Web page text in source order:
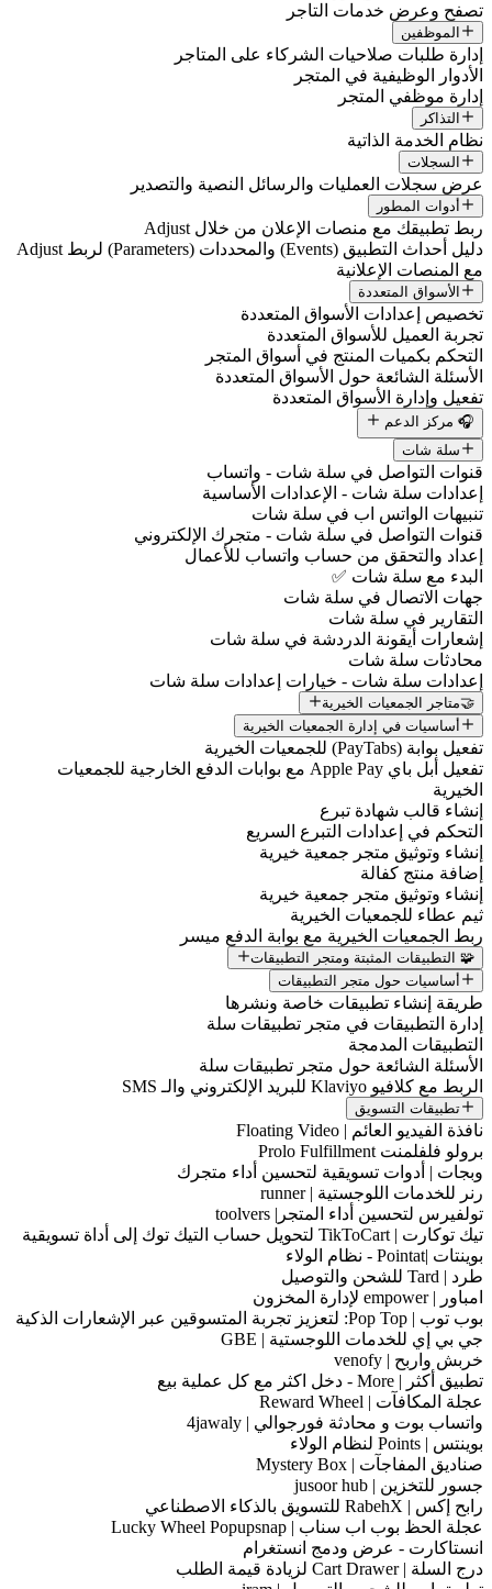
تصفح وعرض خدمات التاجر
الموظفين
إدارة طلبات صلاحيات الشركاء على المتاجر
الأدوار الوظيفية في المتجر
إدارة موظفي المتجر
التذاكر
نظام الخدمة الذاتية
السجلات
عرض سجلات العمليات والرسائل النصية والتصدير
أدوات المطور
ربط تطبيقك مع منصات الإعلان من خلال Adjust
دليل أحداث التطبيق (Events) والمحددات (Parameters) لربط Adjust
مع المنصات الإعلانية
الأسواق المتعددة
تخصيص إعدادات الأسواق المتعددة
تجربة العميل للأسواق المتعددة
التحكم بكميات المنتج في أسواق المتجر
الأسئلة الشائعة حول الأسواق المتعددة
تفعيل وإدارة الأسواق المتعددة
🎧 مركز الدعم
سلة شات
قنوات التواصل في سلة شات - واتساب
إعدادات سلة شات - الإعدادات الأساسية
تنبيهات الواتس اب في سلة شات
قنوات التواصل في سلة شات - متجرك الإلكتروني
إعداد والتحقق من حساب واتساب للأعمال
البدء مع سلة شات ✅
جهات الاتصال في سلة شات
التقارير في سلة شات
إشعارات أيقونة الدردشة في سلة شات
محادثات سلة شات
إعدادات سلة شات - خيارات إعدادات سلة شات
🤝متاجر الجمعيات الخيرية
أساسيات في إدارة الجمعيات الخيرية
تفعيل بوابة (PayTabs) للجمعيات الخيرية
تفعيل أبل باي Apple Pay مع بوابات الدفع الخارجية للجمعيات
الخيرية
إنشاء قالب شهادة تبرع
التحكم في إعدادات التبرع السريع
إنشاء وتوثيق متجر جمعية خيرية
إضافة منتج كفالة
إنشاء وتوثيق متجر جمعية خيرية
ثيم عطاء للجمعيات الخيرية
ربط الجمعيات الخيرية مع بوابة الدفع ميسر
🧩 التطبيقات المثبتة ومتجر التطبيقات
أساسيات حول متجر التطبيقات
طريقة إنشاء تطبيقات خاصة ونشرها
إدارة التطبيقات في متجر تطبيقات سلة
التطبيقات المدمجة
الأسئلة الشائعة حول متجر تطبيقات سلة
الربط مع كلافيو Klaviyo للبريد الإلكتروني والـ SMS
تطبيقات التسويق
نافذة الفيديو العائم | Floating Video
برولو فلفلمنت Prolo Fulfillment
وبجات | أدوات تسويقية لتحسين أداء متجرك
رنر للخدمات اللوجستية | runner
تولفيرس لتحسين أداء المتجر| toolvers
تيك توكارت | TikToCart لتحويل حساب التيك توك إلى أداة تسويقية
بوينتات |Pointat - نظام الولاء
طرد | Tard للشحن والتوصيل
امباور | empower لإدارة المخزون
بوب توب | Pop Top: لتعزيز تجربة المتسوقين عبر الإشعارات الذكية
جي بي إي للخدمات اللوجستية | GBE
خربش واربح | venofy
تطبيق أكثر | More - دخل اكثر مع كل عملية بيع
عجلة المكافآت | Reward Wheel
واتساب بوت و محادثة فورجوالي | 4jawaly
بوينتس | Points لنظام الولاء
صناديق المفاجآت | Mystery Box
جسور للتخزين | jusoor hub
رابح إكس | RabehX للتسويق بالذكاء الاصطناعي
عجلة الحظ بوب اب سناب | Lucky Wheel Popupsnap
انستاكارت - عرض ودمج انستغرام
درج السلة | Cart Drawer لزيادة قيمة الطلب